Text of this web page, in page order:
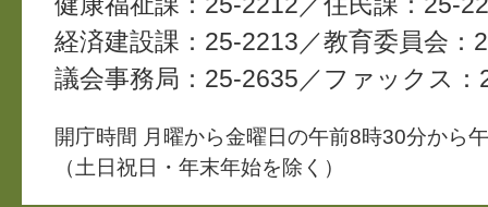
経済建設課：25-2213
教育委員会：
議会事務局：25-2635
ファックス：
開庁時間 月曜から金曜日の午前8時30分から
（土日祝日・年末年始を除く）